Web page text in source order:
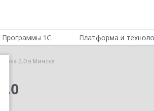
Программы 1С Платформа и
2.0 в Минске